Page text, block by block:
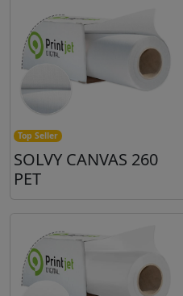
Top Seller
SOLVY CANVAS 260
PET